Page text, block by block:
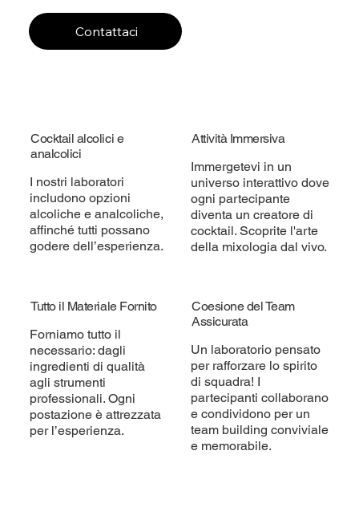
Contattaci
Cocktail alcolici e
analcolici
I nostri laboratori
includono opzioni
alcoliche e analcoliche,
affinché tutti possano
godere dell’esperienza.
Attività Immersiva
Immergetevi in un
universo interattivo dove
ogni partecipante
diventa un creatore di
cocktail. Scoprite l'arte
della mixologia dal vivo.
Tutto il Materiale Fornito
Forniamo tutto il
necessario: dagli
ingredienti di qualità
agli strumenti
professionali. Ogni
postazione è attrezzata
per l’esperienza.
Coesione del Team
Assicurata
Un laboratorio pensato
per rafforzare lo spirito
di squadra! I
partecipanti collaborano
e condividono per un
team building conviviale
e memorabile.